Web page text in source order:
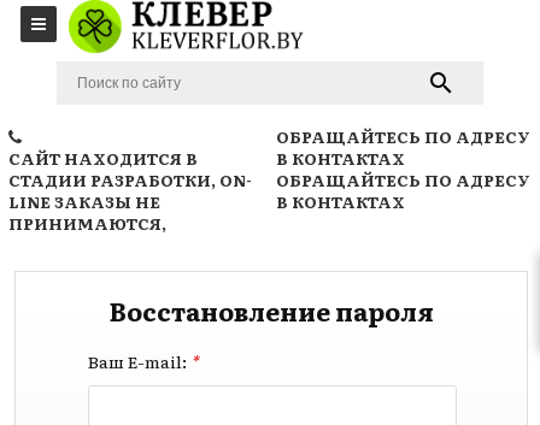
САЙТ НАХОДИТСЯ В
СТАДИИ РАЗРАБОТКИ, ON-
LINE ЗАКАЗЫ НЕ
ПРИНИМАЮТСЯ,
ОБРАЩАЙТЕСЬ ПО АДРЕСУ
В КОНТАКТАХ
ОБРАЩАЙТЕСЬ ПО АДРЕСУ
В КОНТАКТАХ
Восстановление пароля
Ваш E-mail: *